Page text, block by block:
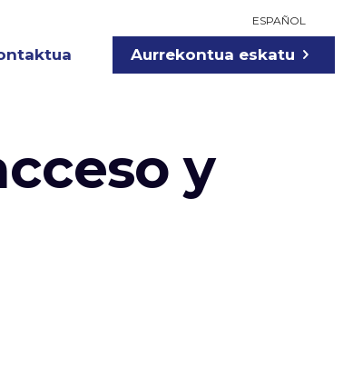
ESPAÑOL
Aurrekontua eskatu
y